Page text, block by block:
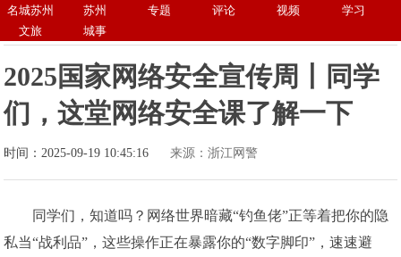
名城苏州 苏州 专题 评论 视频
学习
文旅
城事
2025国家网络安全宣传周丨同学
们，这堂网络安全课了解一下
时间：2025-09-19 10:45:16 来源：浙江网警
同学们，知道吗？网络世界暗藏“钓鱼佬”正等着把你的隐
私当“战利品”，这些操作正在暴露你的“数字脚印”，速速避